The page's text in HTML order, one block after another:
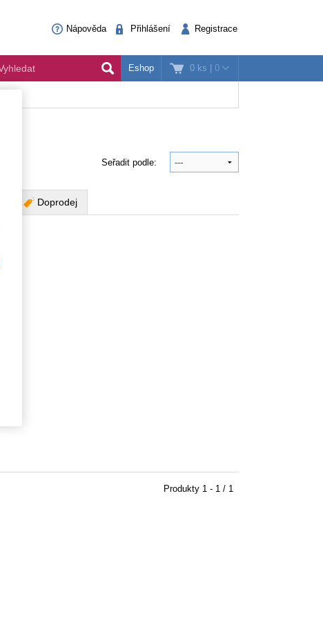
Nápověda Přihlášení Registrace
0 ks | 0
Eshop
Seřadit podle:
Doprodej
Produkty 1 - 1 / 1